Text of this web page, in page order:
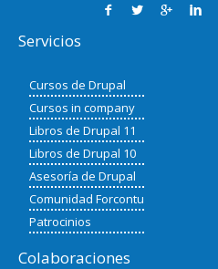
Servicios
Cursos de Drupal
Cursos in company
Libros de Drupal 11
Libros de Drupal 10
Asesoría de Drupal
Comunidad Forcontu
Patrocinios
Colaboraciones